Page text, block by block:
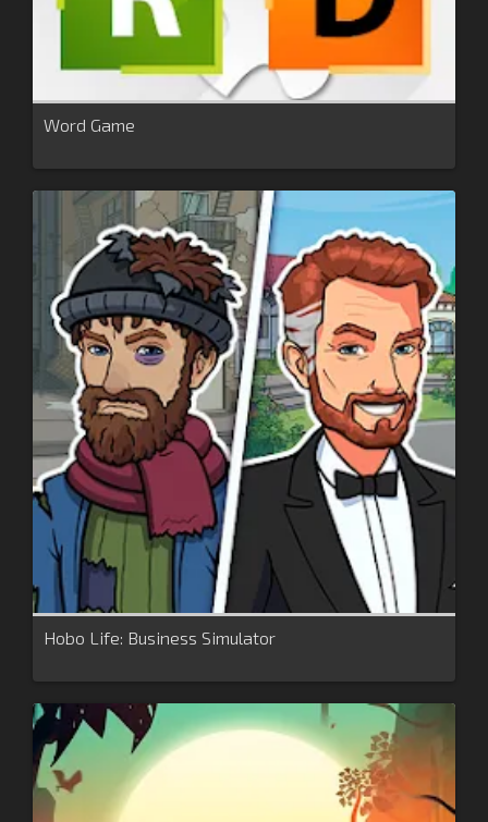
Word Game
Hobo Life: Business Simulator